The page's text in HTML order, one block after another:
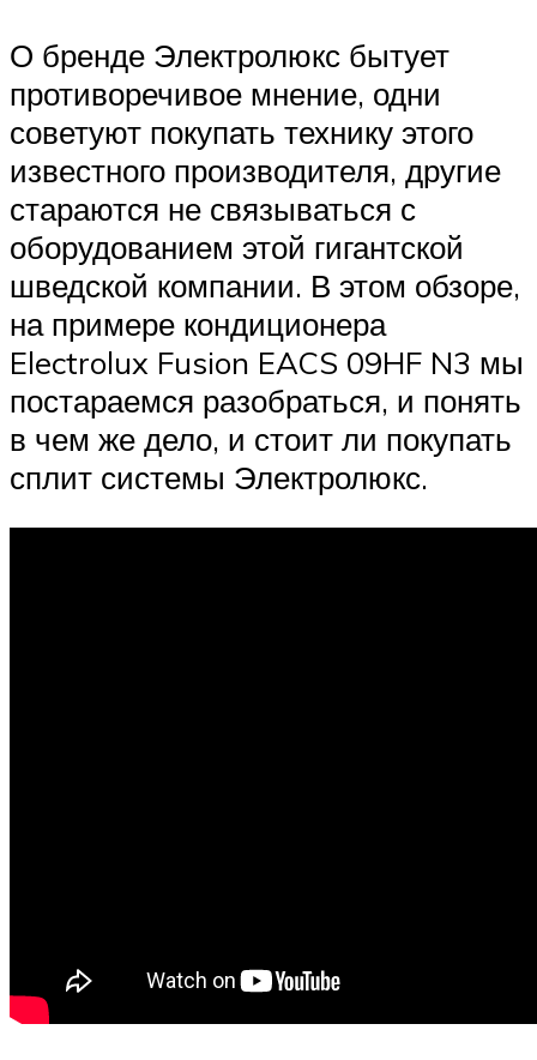
О бренде Электролюкс бытует
противоречивое мнение, одни
советуют покупать технику этого
известного производителя, другие
стараются не связываться с
оборудованием этой гигантской
шведской компании. В этом обзоре,
на примере кондиционера
Electrolux Fusion EACS 09HF N3 мы
постараемся разобраться, и понять
в чем же дело, и стоит ли покупать
сплит системы Электролюкс.